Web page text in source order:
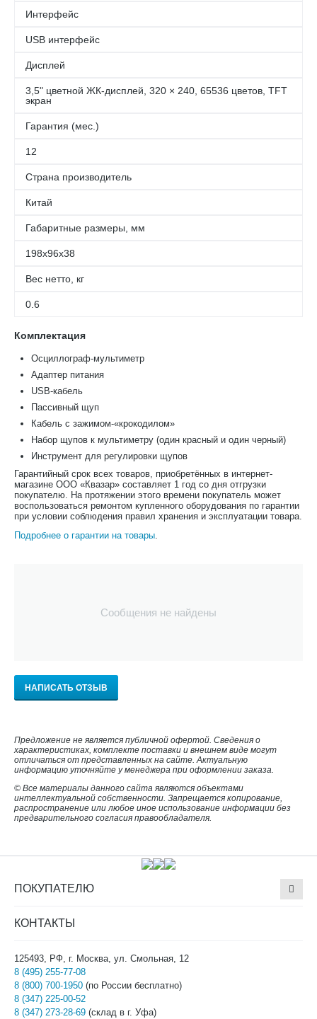
Интерфейс
USB интерфейс
Дисплей
3,5" цветной ЖК-дисплей, 320 × 240, 65536 цветов, TFT
экран
Гарантия (мес.)
12
Страна производитель
Китай
Габаритные размеры, мм
198х96х38
Вес нетто, кг
0.6
Комплектация
Осциллограф-мультиметр
Адаптер питания
USB-кабель
Пассивный щуп
Кабель с зажимом-«крокодилом»
Набор щупов к мультиметру (один красный и один черный)
Инструмент для регулировки щупов
Гарантийный срок всех товаров, приобретённых в интернет-
магазине ООО «Квазар» составляет 1 год со дня отгрузки
покупателю. На протяжении этого времени покупатель может
воспользоваться ремонтом купленного оборудования по гарантии
при условии соблюдения правил хранения и эксплуатации товара.
Подробнее о гарантии на товары
Сообщения не найдены
НАПИСАТЬ ОТЗЫВ
Предложение не является публичной офертой. Сведения о
характеристиках, комплекте поставки и внешнем виде могут
отличаться от представленных на сайте. Актуальную
информацию уточняйте у менеджера при оформлении заказа.
© Все материалы данного сайта являются объектами
интеллектуальной собственности. Запрещается копирование,
распространение или любое иное использование информации без
предварительного согласия правообладателя.
ПОКУПАТЕЛЮ
КОНТАКТЫ
125493, РФ, г. Москва, ул. Смольная, 12
8 (495) 255-77-08
8 (800) 700-1950 (по России бесплатно)
8 (347) 225-00-52
8 (347) 273-28-69 (склад в г. Уфа)